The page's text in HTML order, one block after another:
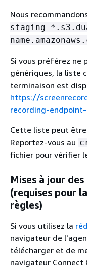
Nous
staging-
Si vous préférez ne
génériques, la liste
terminaison est
https://
recording-
Cette liste peut
Reportez-vous au
fichier pour vérifier
Mises à jour
(requises pour
règles)
Si vous utilisez la
navigateur de
télécharger et de
navigateur Connect